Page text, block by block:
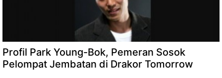
Profil Park Young-Bok, Pemeran Sosok
Pelompat Jembatan di Drakor Tomorrow